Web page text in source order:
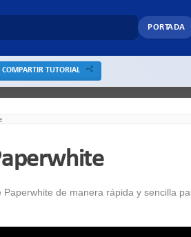
PORTADA
COMPARTIR TUTORIAL
de manera rápida y sencilla